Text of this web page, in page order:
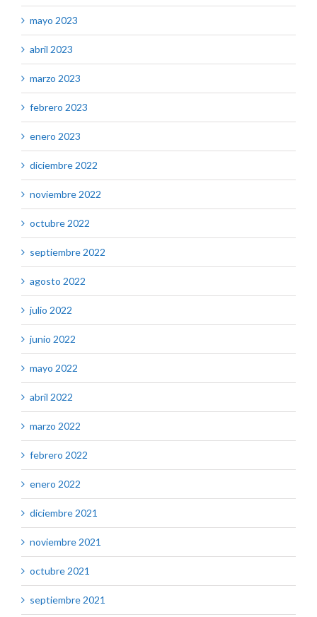
mayo 2023
abril 2023
marzo 2023
febrero 2023
enero 2023
diciembre 2022
noviembre 2022
octubre 2022
septiembre 2022
agosto 2022
julio 2022
junio 2022
mayo 2022
abril 2022
marzo 2022
febrero 2022
enero 2022
diciembre 2021
noviembre 2021
octubre 2021
septiembre 2021